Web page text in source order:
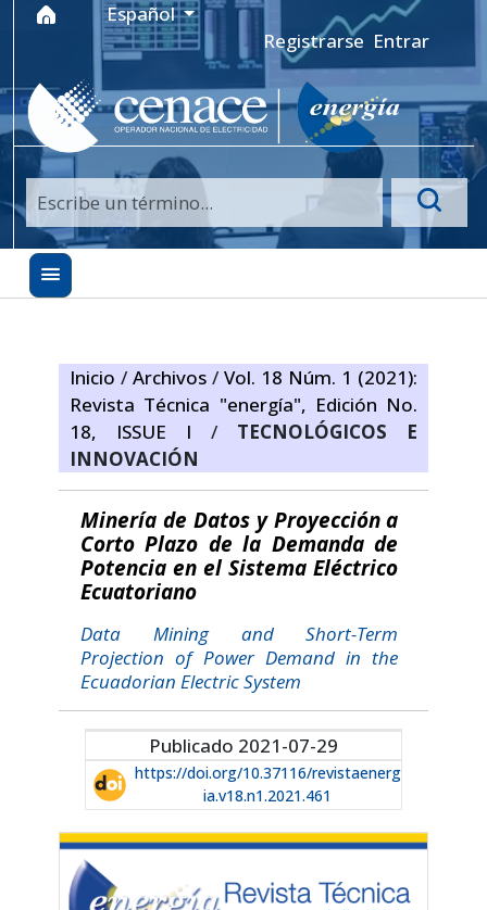
Ir al menú de navegación principal
Ir al contenido principal
Ir al pie de página del sitio
Idioma
Español
Registrarse Entrar
Inicio / Archivos / Vol. 18 Núm. 1 (2021):
Revista Técnica "energía", Edición No.
18, ISSUE I /
TECNOLÓGICOS E
INNOVACIÓN
Minería de Datos y Proyección a
Corto Plazo de la Demanda de
Potencia en el Sistema Eléctrico
Ecuatoriano
Data Mining and Short-Term
Projection of Power Demand in the
Ecuadorian Electric System
Publicado 2021-07-29
https://doi.org/10.37116/revistaenerg
ia.v18.n1.2021.461